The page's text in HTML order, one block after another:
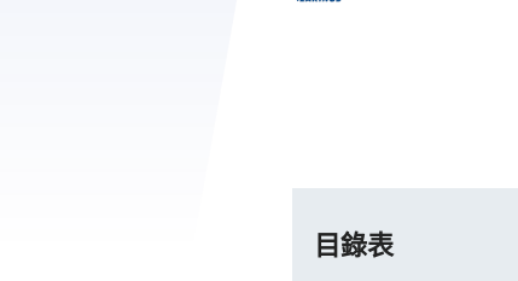
目錄表